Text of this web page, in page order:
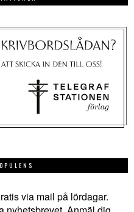
via mail på lördagar.